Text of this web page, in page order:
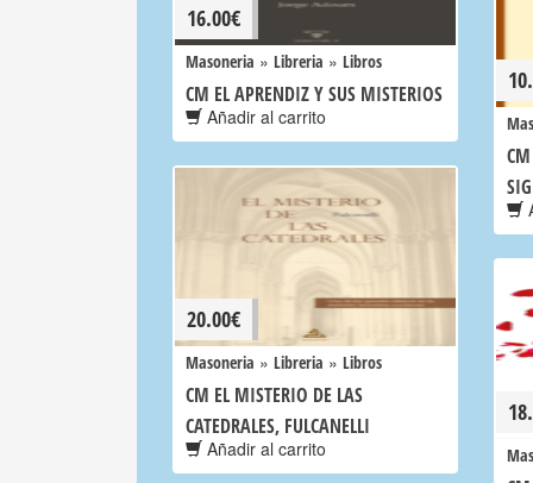
16.00€
Masoneria » Libreria » Libros
CM EL APRENDIZ Y SUS MISTERIOS
Añadir al carrito
20.00€
Masoneria » Libreria » Libros
CM EL MISTERIO DE LAS
CATEDRALES, FULCANELLI
Añadir al carrito